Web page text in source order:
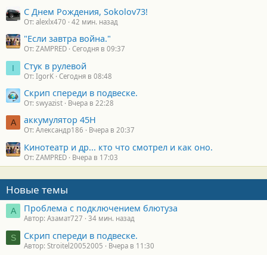
С Днем Рождения, Sokolov73!
От: alexlx470 42 мин. назад
"Если завтра война."
От: ZAMPRED Сегодня в 09:37
I Стук в рулевой
От: IgorK Сегодня в 08:48
Скрип спереди в подвеске.
От: swyazist Вчера в 22:28
А аккумулятор 45H
От: Александр186 Вчера в 20:37
Кинотеатр и др... кто что смотрел и как оно.
От: ZAMPRED Вчера в 17:03
Новые темы
А Проблема с подключением блютуза
Автор: Азамат727 34 мин. назад
S Скрип спереди в подвеске.
Автор: Stroitel20052005 Вчера в 11:30